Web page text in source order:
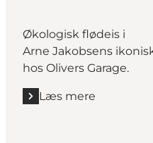
Økologisk flødeis i
Arne Jakobsens
hos Olivers Garage.
Læs mere
Læs mere "Olivers